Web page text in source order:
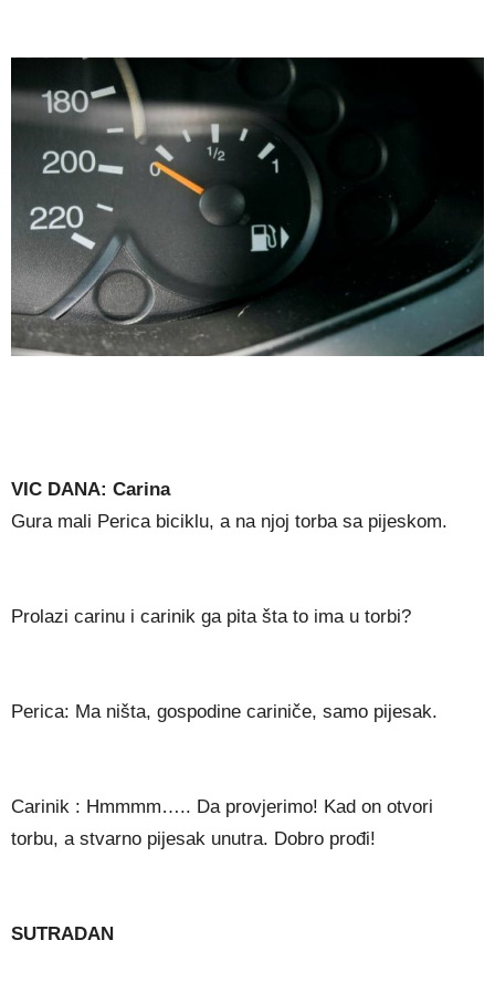
VIC DANA: Carina
Gura mali Perica biciklu, a na njoj torba sa pijeskom.
Prolazi carinu i carinik ga pita šta to ima u torbi?
Perica: Ma ništa, gospodine cariniče, samo pijesak.
Carinik : Hmmmm….. Da provjerimo! Kad on otvori
torbu, a stvarno pijesak unutra. Dobro prođi!
SUTRADAN